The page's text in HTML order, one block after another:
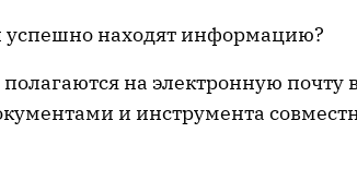
успешно находят информацию?
на электронную почту
и инструмента